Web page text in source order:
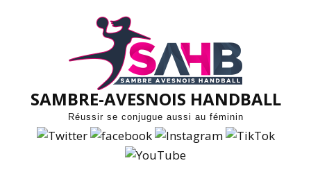
SAMBRE-AVESNOIS HANDBALL
Réussir se conjugue aussi au féminin